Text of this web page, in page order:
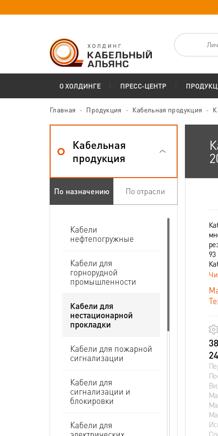
О ХОЛДИНГЕ ПРЕСС-ЦЕНТР
Главная Продукция Кабельная продукция
Кабельная
продукция
По назначению По отрасли
Кабели
нефтепогружные
Кабели для
горнорудной
промышленности
Кабели для
нестационарной
прокладки
Кабели для пожарной
сигнализации
Кабели для
сигнализации и
блокировки
Кабели для